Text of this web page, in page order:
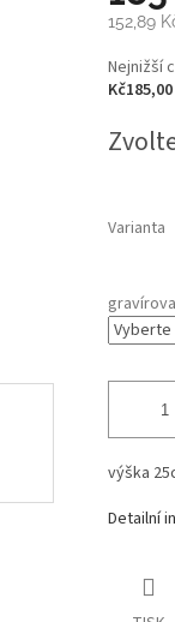
152,89
Měrná
cena:
Nejnižší
Kč185,00
Varianta
výška
Detailní